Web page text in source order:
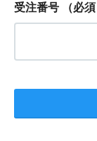
受注番号 （必須